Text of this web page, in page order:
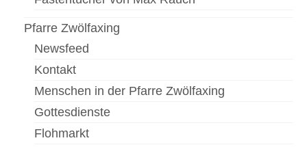
Pfarre Zwölfaxing
Newsfeed
Kontakt
Menschen in der Pfarre Zwölfaxing
Gottesdienste
Flohmarkt